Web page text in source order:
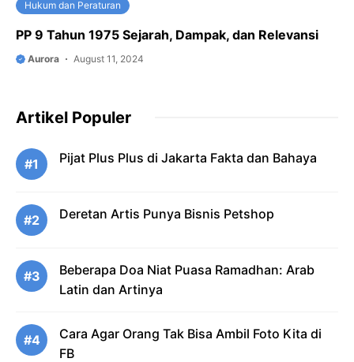
Hukum dan Peraturan
PP 9 Tahun 1975 Sejarah, Dampak, dan Relevansi
Aurora August 11, 2024
Artikel Populer
#1 Pijat Plus Plus di Jakarta Fakta dan Bahaya
#2 Deretan Artis Punya Bisnis Petshop
#3
Beberapa Doa Niat Puasa Ramadhan: Arab
Latin dan Artinya
#4
Cara Agar Orang Tak Bisa Ambil Foto Kita di
FB